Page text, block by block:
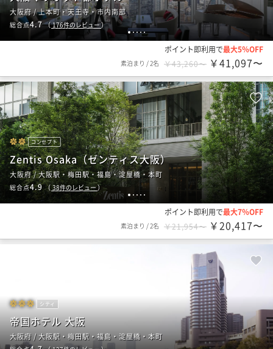
12345
大阪府 / 上本町・天王寺・市内南部
総合点4.7（176件のレビュー）
ポイント即利用で最大5％OFF
素泊まり /2名 ￥43,260〜 ￥41,097〜
1 2 3 4 5
コンセプト
Zentis Osaka（ゼンティス大阪）
大阪府 / 大阪駅・梅田駅・福島・淀屋橋・本町
総合点4.9（38件のレビュー）
ポイント即利用で最大7％OFF
素泊まり /2名 ￥21,954〜 ￥20,417〜
シティ
帝国ホテル 大阪
大阪府 / 大阪駅・梅田駅・福島・淀屋橋・本町